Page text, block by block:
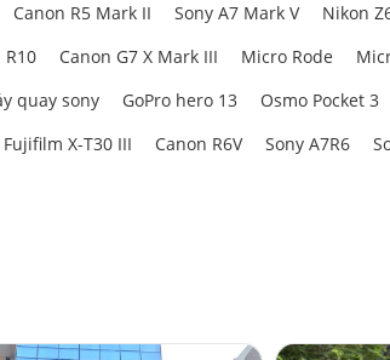
Canon R5 Mark II Sony A7 Mark V Nikon
R10 Canon G7 X Mark III Micro Rode
quay sony GoPro hero 13 Osmo Pocket 3
Fujifilm X-T30 III Canon R6V Sony A7R6